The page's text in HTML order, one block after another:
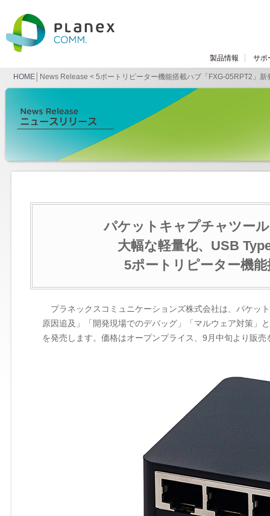
製品情報 サポ
HOME │News Release < 5ポートリピーター機能搭載ハブ「FXG-05RPT2」新
パケットキャプチャツー
大幅な軽量化、USB
5ポートリピーター機
プラネックスコミュニケーションズ株式会社は、パケッ
原因追及」「開発現場でのデバッグ」「マルウェア対策」
を発売します。価格はオープンプライス、9月中旬より販売